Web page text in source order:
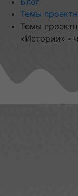
Темы
Темы
«Истории» -